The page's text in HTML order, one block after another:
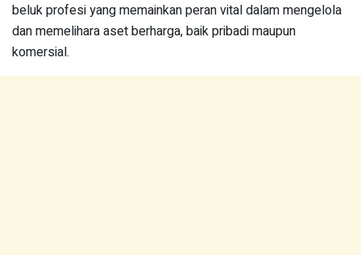
beluk profesi yang memainkan peran vital dalam mengelola
dan memelihara aset berharga, baik pribadi maupun
komersial.